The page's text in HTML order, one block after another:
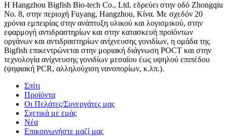
Η Hangzhou Bigfish Bio-tech Co., Ltd. εδρεύει στην οδό Zhongqiu
Νο. 8, στην περιοχή Fuyang, Hangzhou, Κίνα. Με σχεδόν 20
χρόνια εμπειρίας στην ανάπτυξη υλικού και λογισμικού, στην
εφαρμογή αντιδραστηρίων και στην κατασκευή προϊόντων
οργάνων και αντιδραστηρίων ανίχνευσης γονιδίων, η ομάδα της
Bigfish επικεντρώνεται στην μοριακή διάγνωση POCT και στην
τεχνολογία ανίχνευσης γονιδίων μεσαίου έως υψηλού επιπέδου
(ψηφιακή PCR, αλληλούχιση νανοπορίων, κ.λπ.).
Σπίτι
Προϊόντα
Οι Πελάτες/Συνεργάτες μας
Σχετικά με εμάς
Νέα
Επικοινωνήστε μαζί μας